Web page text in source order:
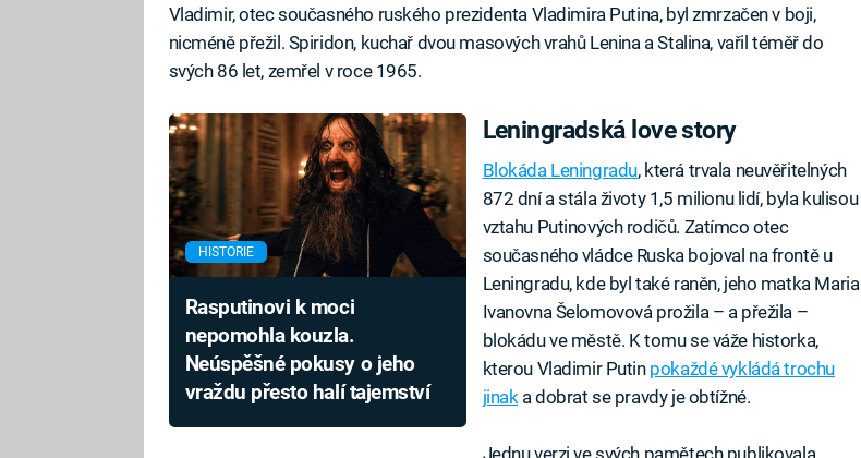
Vladimir, otec současného ruského prezidenta Vladimira Putina, byl zmrzačen v boji,
nicméně přežil. Spiridon, kuchař dvou masových vrahů Lenina a Stalina, vařil téměř do
svých 86 let, zemřel v roce 1965.
HISTORIE
Rasputinovi k moci
nepomohla kouzla.
Neúspěšné pokusy o jeho
vraždu přesto halí tajemství
Leningradská love story
Blokáda Leningradu, která trvala neuvěřitelných
872 dní a stála životy 1,5 milionu lidí, byla kulisou
vztahu Putinových rodičů. Zatímco otec
současného vládce Ruska bojoval na frontě u
Leningradu, kde byl také raněn, jeho matka Maria
Ivanovna Šelomovová prožila – a přežila –
blokádu ve městě. K tomu se váže historka,
kterou Vladimir Putin pokaždé vykládá trochu
jinaka dobrat se pravdy je obtížné.